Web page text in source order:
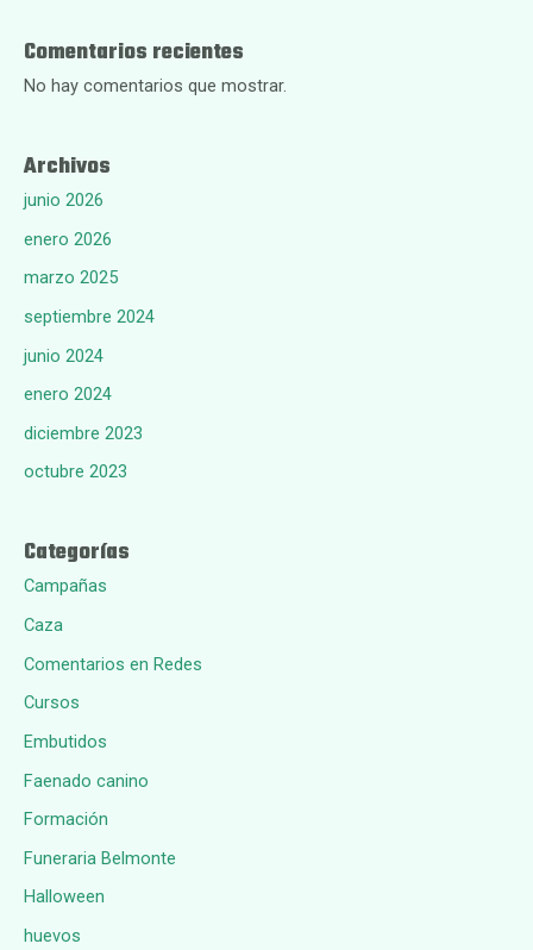
Comentarios recientes
No hay comentarios que mostrar.
Archivos
junio 2026
enero 2026
marzo 2025
septiembre 2024
junio 2024
enero 2024
diciembre 2023
octubre 2023
Categorías
Campañas
Caza
Comentarios en Redes
Cursos
Embutidos
Faenado canino
Formación
Funeraria Belmonte
Halloween
huevos